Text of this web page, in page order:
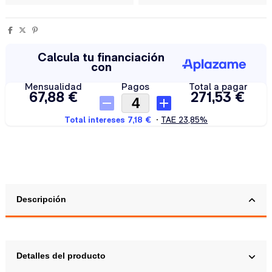
Descripción
Detalles del producto